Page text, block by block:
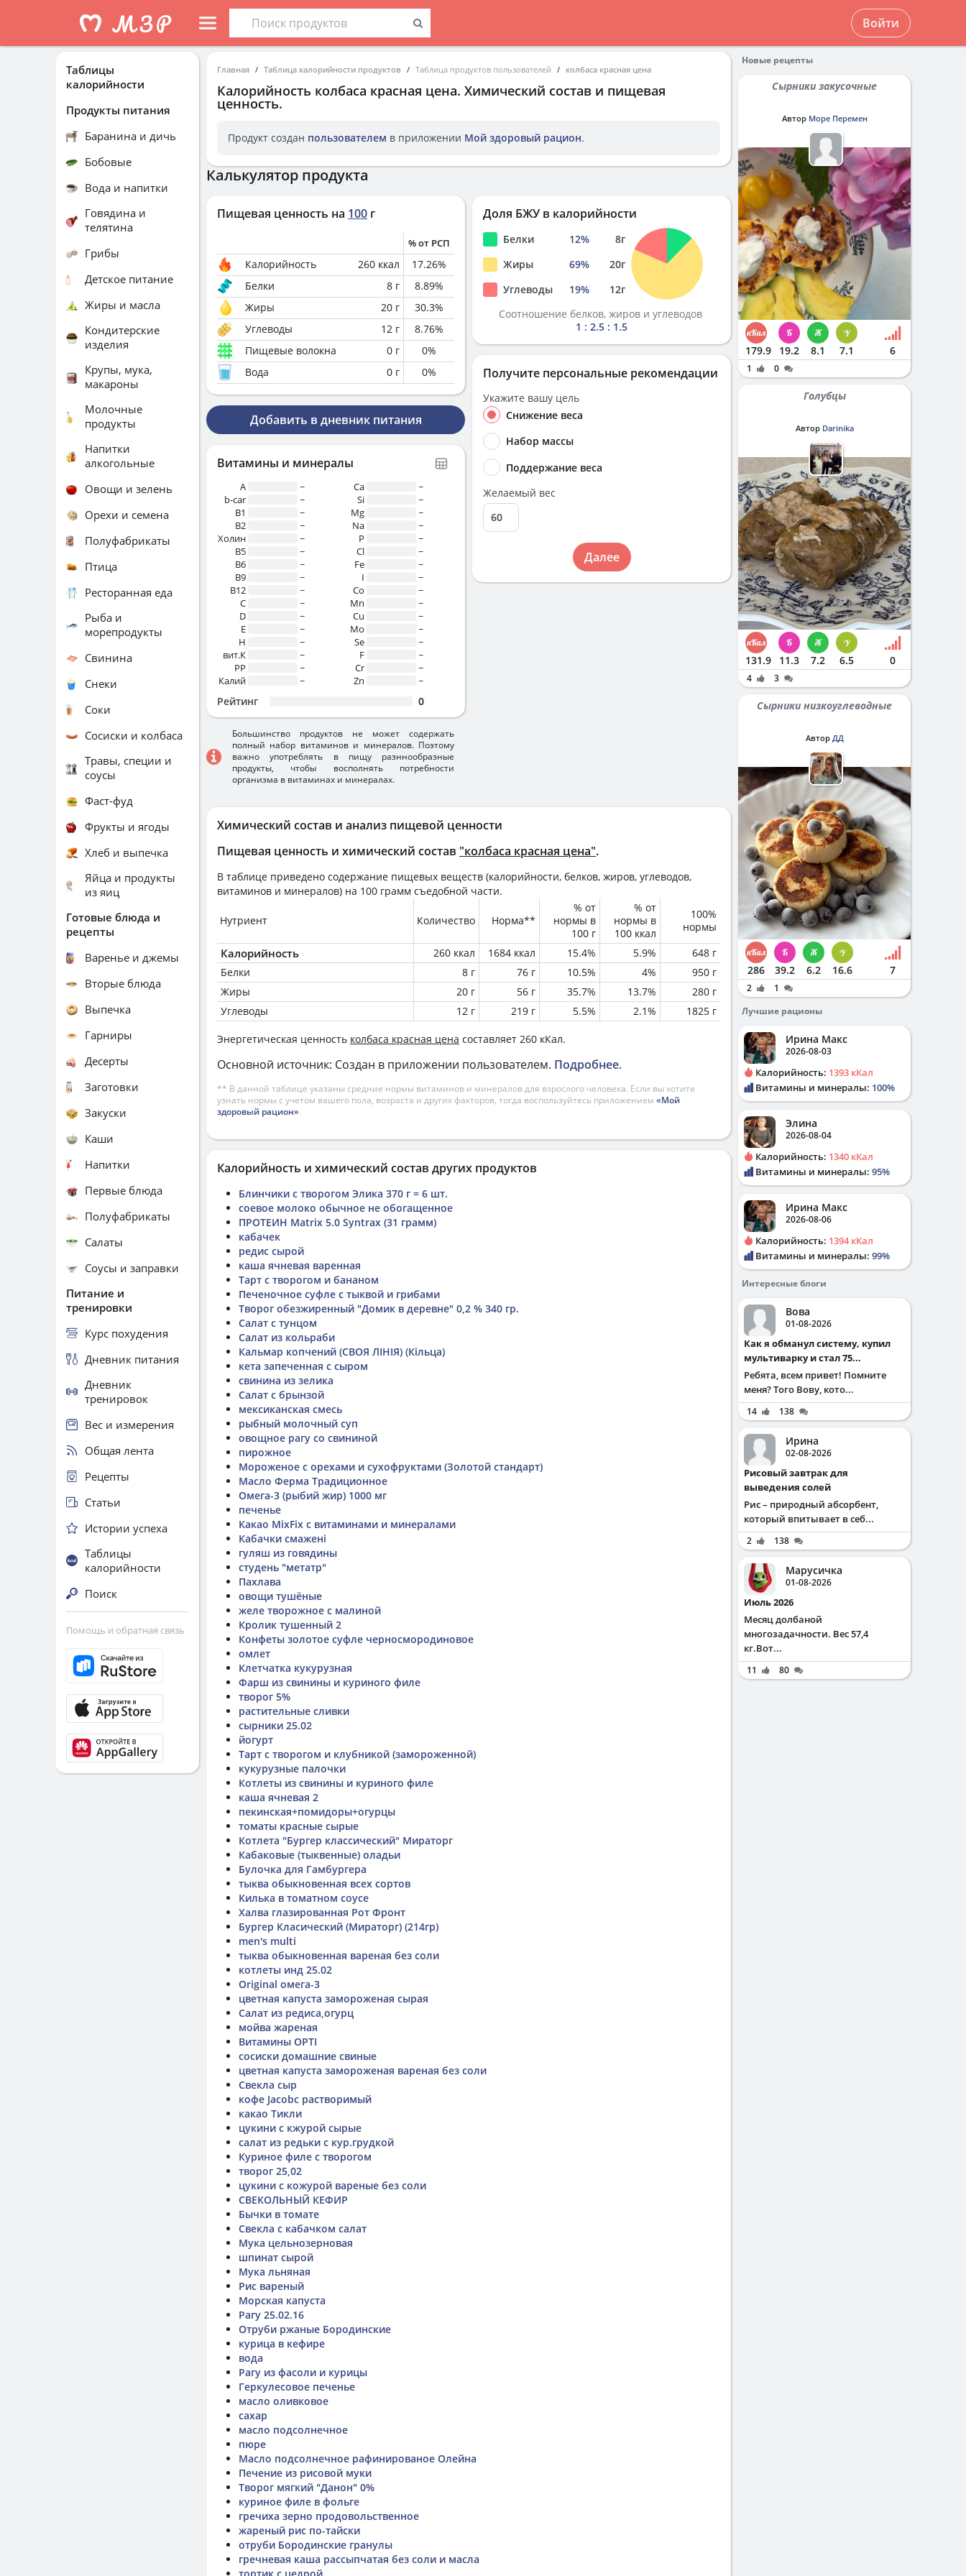
Войти
Главная Таблица калорийности продуктов Таблица продуктов пользователей колбаса красная цена
Калорийность колбаса красная цена. Химический состав и пищевая
ценность.
Продукт создан пользователем в приложении Мой здоровый рацион.
Химический состав и анализ пищевой ценности
Пищевая ценность и химический состав "колбаса красная цена".
В таблице приведено содержание пищевых веществ (калорийности, белков, жиров, углеводов,
витаминов и минералов) на 100 грамм съедобной части.
Нутриент Количество Норма**
% от
нормы в
100 г
% от
нормы в
100 ккал
100%
нормы
Калорийность 260 ккал 1684 ккал 15.4% 5.9%
648 г
Белки
8 г 76 г 10.5% 4%
950 г
Жиры
20 г 56 г 35.7% 13.7%
280 г
Углеводы
12 г 219 г 5.5% 2.1% 1825 г
Энергетическая ценность колбаса красная цена составляет 260 кКал.
Основной источник: Создан в приложении пользователем. Подробнее.
** В данной таблице указаны средние нормы витаминов и минералов для взрослого человека. Если вы хотите
узнать нормы с учетом вашего пола, возраста и других факторов, тогда воспользуйтесь приложением «Мой
здоровый рацион».
Калькулятор продукта
Пищевая ценность на 100 г
% от РСП
Калорийность 260 ккал 17.26%
Белки
8 г 8.89%
Жиры
20 г 30.3%
Углеводы
12 г 8.76%
Пищевые волокна
0 г 0%
Вода
0 г 0%
Добавить в дневник питания
Витамины и минералы
A
~
b-car
~
В1
~
B2
~
Холин
~
B5
~
B6
~
B9
~
B12
~
C
~
D
~
E
~
H
~
вит.К
~
PP
~
Калий
~
Ca
~
Si
~
Mg
~
Na
~
P
~
Cl
~
Fe
~
I
~
Co
~
Mn
~
Cu
~
Mo
~
Se
~
F
~
Cr
~
Zn
~
Рейтинг 0
Большинство продуктов не может содержать
полный набор витаминов и минералов. Поэтому
важно употреблять в пищу разннообразные
продукты, чтобы восполнять потребности
организма в витаминах и минералах.
Доля БЖУ в калорийности
Белки 12% 8г
Жиры
69% 20г
Углеводы
19% 12г
Соотношение белков, жиров и углеводов
1 : 2.5 : 1.5
Получите персональные рекомендации
Укажите вашу цель
Снижение веса
Набор массы
Поддержание веса
Желаемый вес
Далее
Калорийность и химический состав других продуктов
Блинчики с творогом Элика 370 г = 6 шт.
соевое молоко обычное не обогащенное
ПРОТЕИН Matrix 5.0 Syntrax (31 грамм)
кабачек
редис сырой
каша ячневая варенная
Тарт с творогом и бананом
Печеночное суфле с тыквой и грибами
Творог обезжиренный "Домик в деревне" 0,2 % 340 гр.
Салат с тунцом
Салат из кольраби
Кальмар копчений (СВОЯ ЛІНІЯ) (Кільца)
кета запеченная с сыром
свинина из зелика
Салат с брынзой
мексиканская смесь
рыбный молочный суп
овощное рагу со свининой
пирожное
Мороженое с орехами и сухофруктами (Золотой стандарт)
Масло Ферма Традиционное
Омега-3 (рыбий жир) 1000 мг
печенье
Какао MixFix с витаминами и минералами
Кабачки смажені
гуляш из говядины
студень "метатр"
Пахлава
овощи тушёные
желе творожное с малиной
Кролик тушенный 2
Конфеты золотое суфле черносмородиновое
омлет
Клетчатка кукурузная
Фарш из свинины и куриного филе
творог 5%
растительные сливки
сырники 25.02
йогурт
Тарт с творогом и клубникой (замороженной)
кукурузные палочки
Котлеты из свинины и куриного филе
каша ячневая 2
пекинская+помидоры+огурцы
томаты красные сырые
Котлета "Бургер классический" Мираторг
Кабаковые (тыквенные) оладьи
Булочка для Гамбургера
тыква обыкновенная всех сортов
Килька в томатном соусе
Халва глазированная Рот Фронт
Бургер Класический (Мираторг) (214гр)
men's multi
тыква обыкновенная вареная без соли
котлеты инд 25.02
Original омега-3
цветная капуста замороженая сырая
Салат из редиса,огурц
мойва жареная
Витамины OPTI
сосиски домашние свиные
цветная капуста замороженая вареная без соли
Свекла сыр
кофе Jacobc растворимый
какао Тикли
цукини с кжурой сырые
салат из редьки с кур.грудкой
Куриное филе с творогом
творог 25,02
цукини с кожурой вареные без соли
СВЕКОЛЬНЫЙ КЕФИР
Бычки в томате
Свекла с кабачком салат
Мука цельнозерновая
шпинат сырой
Мука льняная
Рис вареный
Морская капуста
Рагу 25.02.16
Отруби ржаные Бородинские
курица в кефире
вода
Рагу из фасоли и курицы
Геркулесовое печенье
масло оливковое
сахар
масло подсолнечное
пюре
Масло подсолнечное рафинированое Олейна
Печение из рисовой муки
Творог мягкий "Данон" 0%
куриное филе в фольге
гречиха зерно продовольственное
жареный рис по-тайски
отруби Бородинские гранулы
гречневая каша рассыпчатая без соли и масла
Таблицы
калорийности
Продукты питания
Баранина и дичь
Бобовые
Вода и напитки
Говядина и
телятина
Грибы
Детское питание
Жиры и масла
Кондитерские
изделия
Крупы, мука,
макароны
Молочные
продукты
Напитки
алкогольные
Овощи и зелень
Орехи и семена
Полуфабрикаты
Птица
Ресторанная еда
Рыба и
морепродукты
Свинина
Снеки
Соки
Сосиски и колбаса
Травы, специи и
соусы
Фаст-фуд
Фрукты и ягоды
Хлеб и выпечка
Яйца и продукты
из яиц
Готовые блюда и
рецепты
Варенье и джемы
Вторые блюда
Выпечка
Гарниры
Десерты
Заготовки
Закуски
Каши
Напитки
Первые блюда
Полуфабрикаты
Салаты
Соусы и заправки
Питание и
тренировки
Курс похудения
Дневник питания
Дневник
тренировок
Вес и измерения
Общая лента
Рецепты
Статьи
Истории успеха
Таблицы
калорийности
Поиск
Помощь и обратная связь
Новые рецепты
Сырники закусочные
Автор Море Перемен
179.9 19.2 8.1 7.1 6
1 0
Голубцы
Автор Darinika
131.9 11.3 7.2 6.5 0
4 3
Сырники низкоуглеводные
Автор ДД
286 39.2 6.2 16.6 7
2
1
Лучшие рационы
Ирина Макс
2026-08-03
Калорийность: 1393 кКал
Витамины и минералы: 100%
Элина
2026-08-04
Калорийность: 1340 кКал
Витамины и минералы: 95%
Ирина Макс
2026-08-06
Калорийность: 1394 кКал
Витамины и минералы: 99%
Интересные блоги
Вова
01-08-2026
Как я обманул систему, купил
мультиварку и стал 75...
Ребята, всем привет! Помните
меня? Того Вову, кото...
14 138
Ирина
02-08-2026
Рисовый завтрак для
выведения солей
Рис – природный абсорбент,
который впитывает в себ...
2 138
Марусичка
01-08-2026
Июль 2026
Месяц долбаной
многозадачности. Вес 57,4
кг.Вот...
11 80